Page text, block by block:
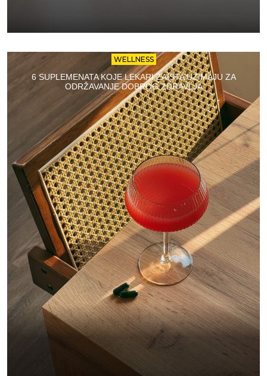
WELLNESS
6 SUPLEMENATA KOJE LEKARI ZAISTA UZIMAJU ZA
ODRŽAVANJE DOBROG ZDRAVLJA